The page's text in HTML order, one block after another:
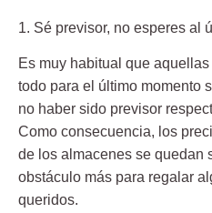
1. Sé previsor, no esperes al
Es muy habitual que
todo para el último momento
no haber sido previsor
Como consecuencia, los
de los almacenes se quedan
obstáculo más para regalar
queridos.